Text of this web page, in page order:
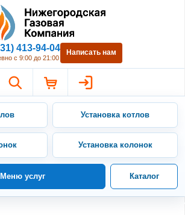
Нижегородская Газовая
413-94-04
с 9:00 до 21:00
Написать нам
Установка котлов
Установка колонок
Меню услуг Каталог